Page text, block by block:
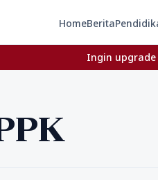
HomeBerita
Ingin upgrade skill